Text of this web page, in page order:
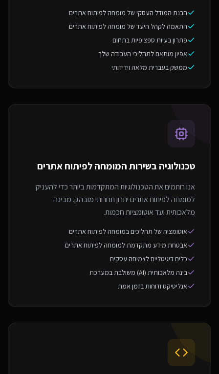
הבנת המודל העסקי של מומחה לפיתוח אתרים
התאמה לקהל היעד של מומחה לפיתוח אתרים
פתרון בעיות ספציפיות בתחום
אפיון מותאם לתהליכי העבודה שלך
ממשק בעברית מלאה וידידותי
טכנולוגיה בשירות המומחה לפיתוח אתרים
אנו רותמים את הטכנולוגיות המתקדמות ביותר כדי להעניק
למומחה לפיתוח אתרים יתרון תחרותי מובהק. מבינה
מלאכותית ועד אוטומציות חכמות.
אוטומציה של תהליכים במומחה לפיתוח אתרים
אבטחת מידע מתקדמת למומחה לפיתוח אתרים
כלים דיגיטליים לצמיחה עסקית
בינה מלאכותית (AI) משולבת במערכת
אנליטיקס ודוחות בזמן אמת